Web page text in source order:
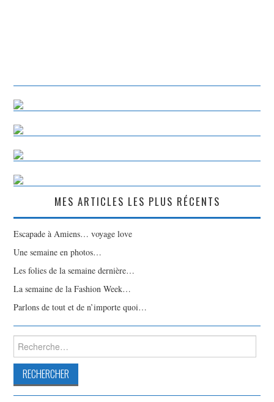
MES ARTICLES LES PLUS RÉCENTS
Escapade à Amiens… voyage love
Une semaine en photos…
Les folies de la semaine dernière…
La semaine de la Fashion Week…
Parlons de tout et de n’importe quoi…